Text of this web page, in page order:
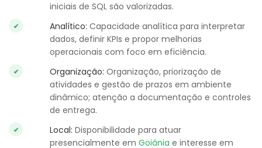
iniciais de SQL são valorizadas.
Analítico: Capacidade analítica para interpretar
dados, definir KPIs e propor melhorias
operacionais com foco em eficiência.
Organização: Organização, priorização de
atividades e gestão de prazos em ambiente
dinâmico; atenção a documentação e controles
de entrega.
Local: Disponibilidade para atuar
presencialmente em Goiânia e interesse em